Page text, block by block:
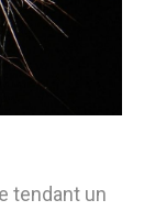
tendant un